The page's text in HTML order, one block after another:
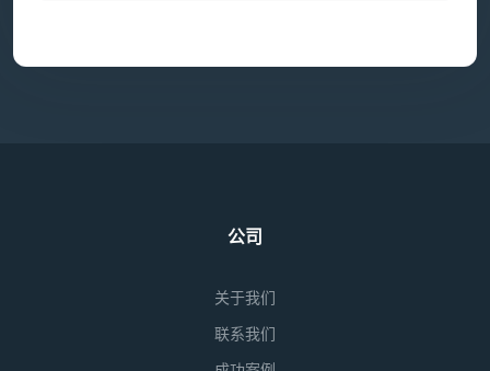
公司
关于我们
联系我们